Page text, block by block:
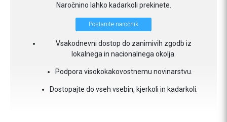
Naročnino lahko kadarkoli prekinete.
Postanite naročnik
Vsakodnevni dostop do zanimivih zgodb iz
lokalnega in nacionalnega okolja.
Podpora visokokakovostnemu novinarstvu.
Dostopajte do vseh vsebin, kjerkoli in kadarkoli.